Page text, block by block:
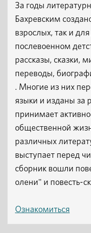
За годы
Бахревским
взрослых, так и
послевоенном
рассказы, сказки,
переводы,
. Многие из них
языки и изданы за
принимает
общественной
различных
выступает перед
сборник вошли
олени" и повесть-
Ознакомиться